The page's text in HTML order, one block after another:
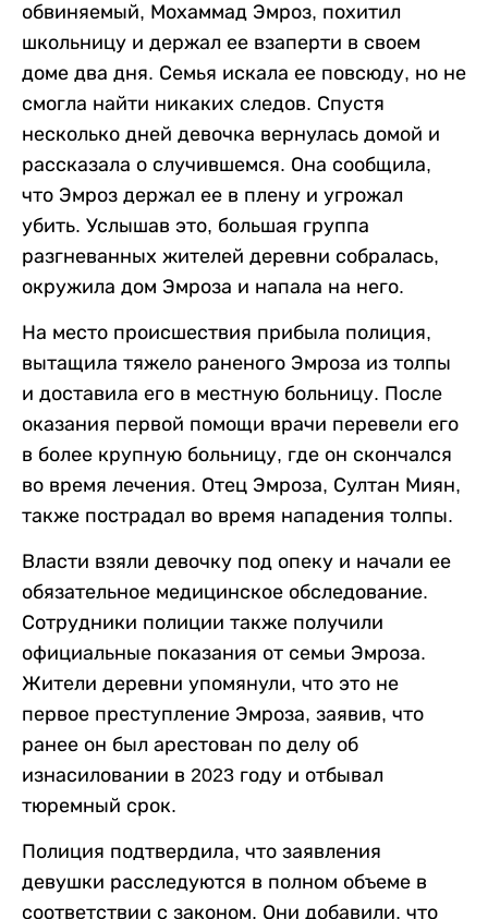
обвиняемый, Мохаммад Эмроз, похитил
школьницу и держал ее взаперти в своем
доме два дня. Семья искала ее повсюду, но не
смогла найти никаких следов. Спустя
несколько дней девочка вернулась домой и
рассказала о случившемся. Она сообщила,
что Эмроз держал ее в плену и угрожал
убить. Услышав это, большая группа
разгневанных жителей деревни собралась,
окружила дом Эмроза и напала на него.
На место происшествия прибыла полиция,
вытащила тяжело раненого Эмроза из толпы
и доставила его в местную больницу. После
оказания первой помощи врачи перевели его
в более крупную больницу, где он скончался
во время лечения. Отец Эмроза, Султан Миян,
также пострадал во время нападения толпы.
Власти взяли девочку под опеку и начали ее
обязательное медицинское обследование.
Сотрудники полиции также получили
официальные показания от семьи Эмроза.
Жители деревни упомянули, что это не
первое преступление Эмроза, заявив, что
ранее он был арестован по делу об
изнасиловании в 2023 году и отбывал
тюремный срок.
Полиция подтвердила, что заявления
девушки расследуются в полном объеме в
соответствии с законом. Они добавили, что